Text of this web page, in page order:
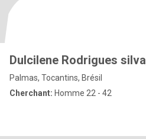
Dulcilene Rodrigues silva
Palmas, Tocantins, Brésil
Cherchant: Homme 22 - 42